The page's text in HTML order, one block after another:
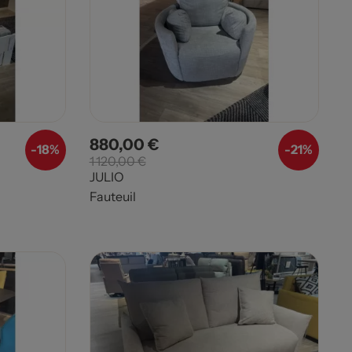
-18% -21%
Prix
880,00 €Prix de base
1 120,00 €
JULIO
Fauteuil